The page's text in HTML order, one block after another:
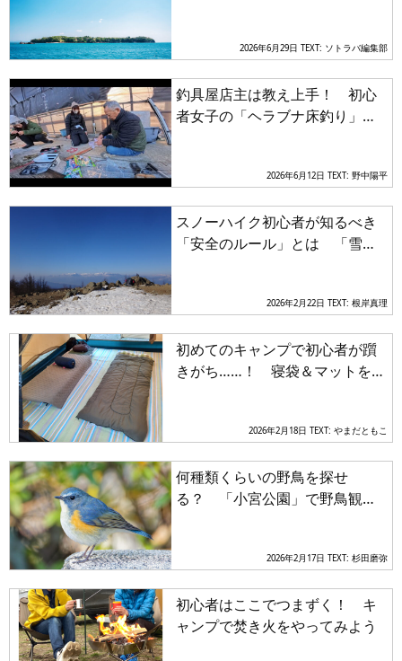
2026年6月29日 TEXT: ソトラバ編集部
釣具屋店主は教え上手！ 初心
者女子の「ヘラブナ床釣り」成
2026年6月12日 TEXT: 野中陽平
スノーハイク初心者が知るべき
「安全のルール」とは 「雪崩
2026年2月22日 TEXT: 根岸真理
初めてのキャンプで初心者が躓
きがち……！ 寝袋＆マットを使
2026年2月18日 TEXT: やまだともこ
何種類くらいの野鳥を探せ
る？ 「小宮公園」で野鳥観察
2026年2月17日 TEXT: 杉田磨弥
初心者はここでつまずく！ キ
ャンプで焚き火をやってみよう